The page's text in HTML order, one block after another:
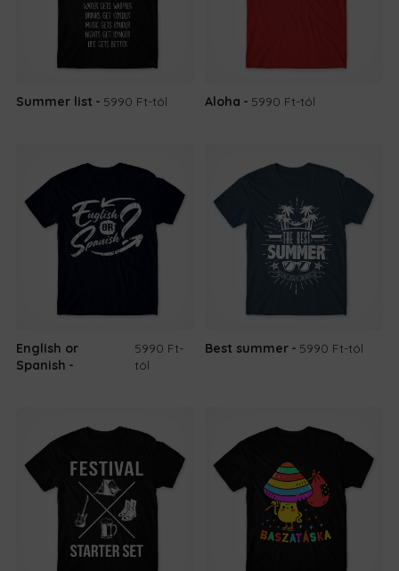
Summer list 5990 Ft-tól Aloha 5990 Ft-tól
English or
Spanish
5990 Ft-
tól
Best summer 5990 Ft-tól